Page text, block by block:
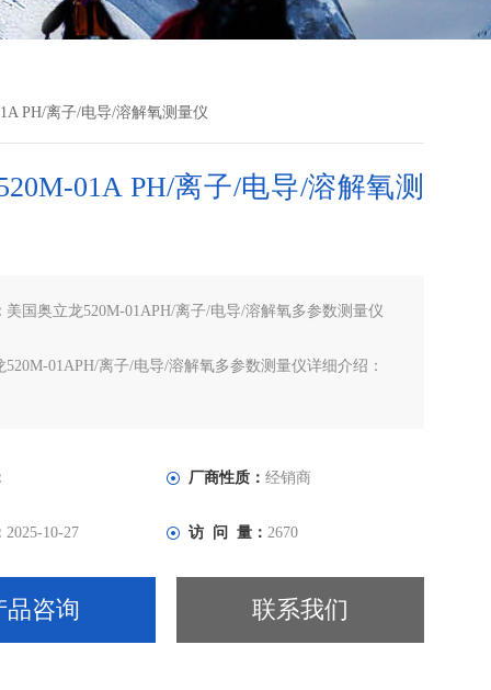
PH/离子/电导/溶解氧测量仪
01A PH/离子/电导/溶解氧测
美国奥立龙520M-01APH/离子/电导/溶解氧多参数测量仪
520M-01APH/离子/电导/溶解氧多参数测量仪详细介绍：
，0.01，0.001
厂商性质： 经销商
2025-10-27 访 问 量： 2670
品咨询 联系我们